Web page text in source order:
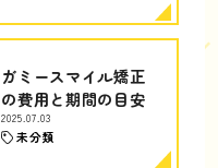
ガミースマイル矯正
の費用と期間の目安
2025.07.03
未分類